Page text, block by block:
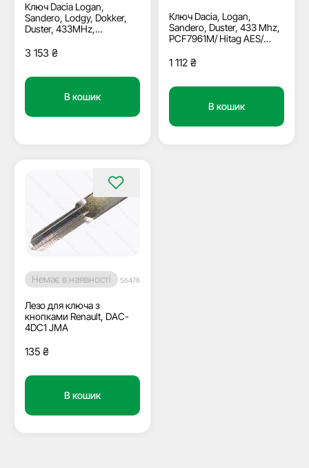
Ключ Dacia Logan,
Sandero, Lodgy, Dokker,
Duster, 433MHz,
ID4A, 2 кнопки, лезо
3 153 ₴
В кошик
Ключ Dacia, Logan,
Sandero, Duster, 433 Mhz,
PCF7961M/ Hitag AES/
VAC102
1 112 ₴
В кошик
Немає в наявності 56478
Лезо для ключа з
кнопками Renault, DAC-
4DC1 JMA
135 ₴
В кошик